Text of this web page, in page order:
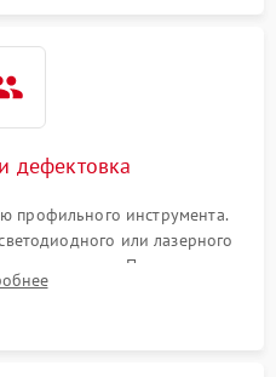
дефектовка
профильного инструмента.
или лазерного
выверки. Проверка
следов окисления